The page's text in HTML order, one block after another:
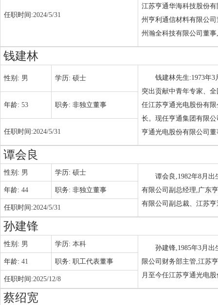
江苏亨通华海科技股份
州亨利通信材料有限公
州瀚全科技有限公司董
任职时间:2024/5/31
钱建林
性别: 男 学历: 硕士
钱建林先生:1973年
突出贡献中青年专家、
任江苏亨通光电股份有
长。现任亨通集团有限
亨通光电股份有限公司董
年龄: 53 职务: 非独立董事
任职时间:2024/5/31
谭会良
性别: 男 学历: 硕士
谭会良,1982年8月
有限公司副总经理,广东
有限公司副总裁、江苏
年龄: 44 职务: 非独立董事
任职时间:2024/5/31
孙建锋
性别: 男 学历: 本科
孙建锋,1985年3月
限公司财务部主管,江苏
月至今任江苏亨通光电
年龄: 41 职务: 职工代表董事
任职时间:2025/12/8
蔡绍宽